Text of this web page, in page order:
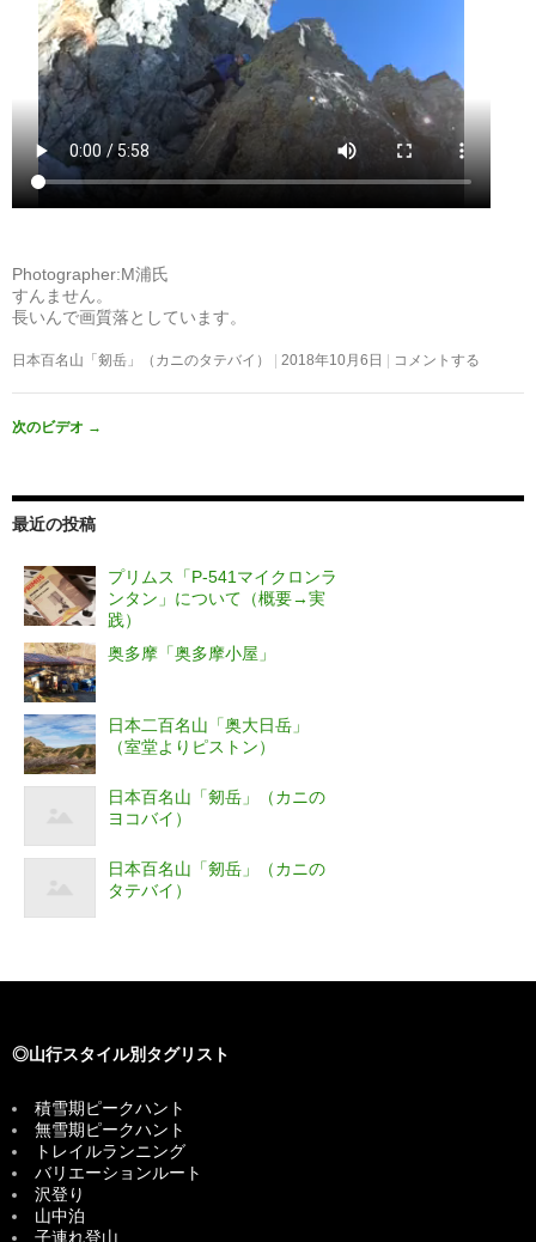
Photographer:M浦氏
すんません。
長いんで画質落としています。
日本百名山「剱岳」（カニのタテバイ） 2018年10月6日 コメントする
次のビデオ →
最近の投稿
プリムス「P-541マイクロンラ
ンタン」について（概要→実
践）
奥多摩「奥多摩小屋」
日本二百名山「奥大日岳」
（室堂よりピストン）
日本百名山「剱岳」（カニの
ヨコバイ）
日本百名山「剱岳」（カニの
タテバイ）
◎山行スタイル別タグリスト
積雪期ピークハント
無雪期ピークハント
トレイルランニング
バリエーションルート
沢登り
山中泊
子連れ登山